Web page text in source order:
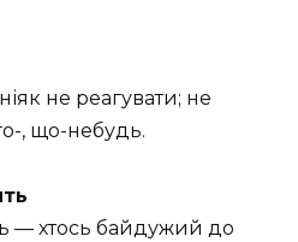
не реагувати; не
, що-небудь.
— хтось байдужий до